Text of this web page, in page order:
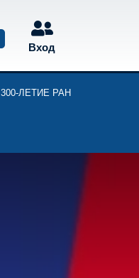
Вход
300-ЛЕТИЕ РАН